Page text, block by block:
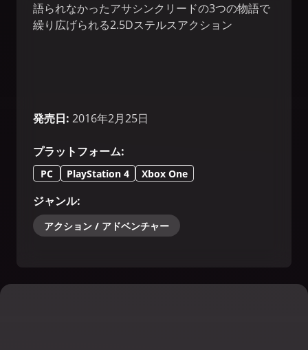
語られなかったアサシンクリードの3つの物語で
繰り広げられる2.5Dステルスアクション
発売日: 2016年2月25日
プラットフォーム:
PC PlayStation 4 Xbox One
ジャンル:
アクション / アドベンチャー